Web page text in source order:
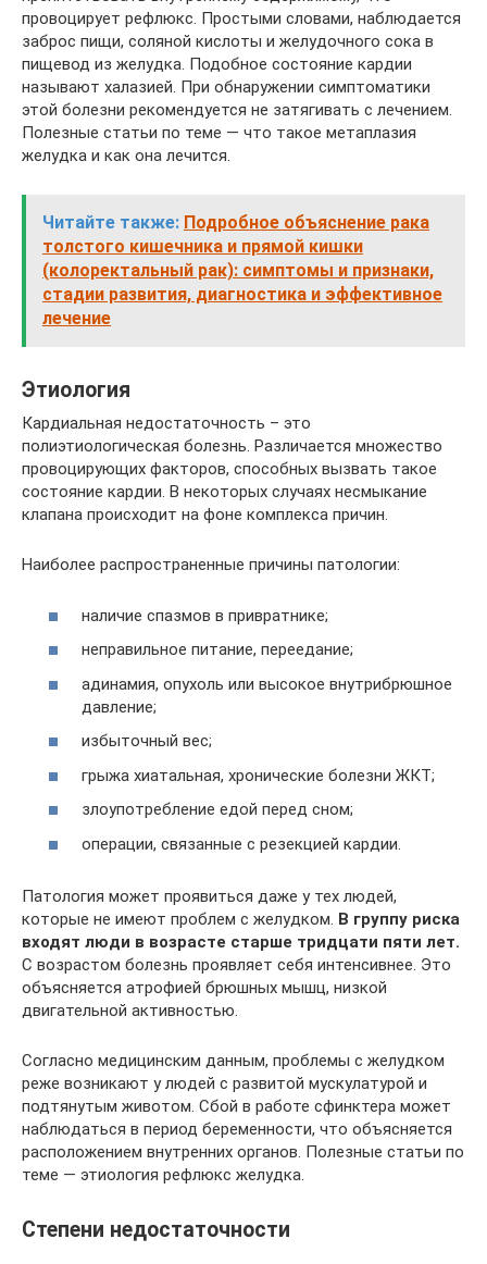
провоцирует рефлюкс. Простыми словами, наблюдается
заброс пищи, соляной кислоты и желудочного сока в
пищевод из желудка. Подобное состояние кардии
называют халазией. При обнаружении симптоматики
этой болезни рекомендуется не затягивать с лечением.
Полезные статьи по теме — что такое метаплазия
желудка и как она лечится.
Читайте также: Подробное объяснение рака
толстого кишечника и прямой кишки
(колоректальный рак): симптомы и признаки,
стадии развития, диагностика и эффективное
лечение
Этиология
Кардиальная недостаточность – это
полиэтиологическая болезнь. Различается множество
провоцирующих факторов, способных вызвать такое
состояние кардии. В некоторых случаях несмыкание
клапана происходит на фоне комплекса причин.
Наиболее распространенные причины патологии:
наличие спазмов в привратнике;
неправильное питание, переедание;
адинамия, опухоль или высокое внутрибрюшное
давление;
избыточный вес;
грыжа хиатальная, хронические болезни ЖКТ;
злоупотребление едой перед сном;
операции, связанные с резекцией кардии.
Патология может проявиться даже у тех людей,
которые не имеют проблем с желудком. В группу риска
входят люди в возрасте старше тридцати пяти лет.
С возрастом болезнь проявляет себя интенсивнее. Это
объясняется атрофией брюшных мышц, низкой
двигательной активностью.
Согласно медицинским данным, проблемы с желудком
реже возникают у людей с развитой мускулатурой и
подтянутым животом. Сбой в работе сфинктера может
наблюдаться в период беременности, что объясняется
расположением внутренних органов. Полезные статьи по
теме — этиология рефлюкс желудка.
Степени недостаточности